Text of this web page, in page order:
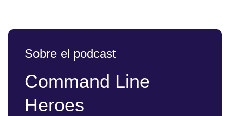
Sobre el podcast
Command Line
Heroes